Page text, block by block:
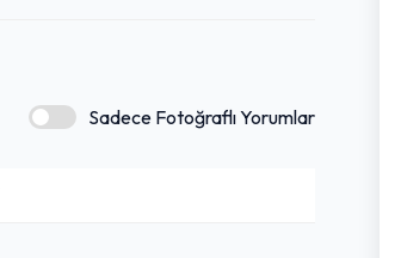
Sadece Fotoğraflı Yorumlar